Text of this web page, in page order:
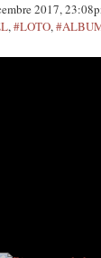
2017,
,#LOTO,